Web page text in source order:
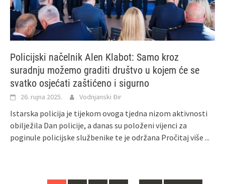
Policijski načelnik Alen Klabot: Samo kroz
suradnju možemo graditi društvo u kojem će se
svatko osjećati zaštićeno i sigurno
26. rujna 2025. Vodnjanski Đir
Istarska policija je tijekom ovoga tjedna nizom aktivnosti
obilježila Dan policije, a danas su položeni vijenci za
poginule policijske službenike te je održana Pročitaj više ...